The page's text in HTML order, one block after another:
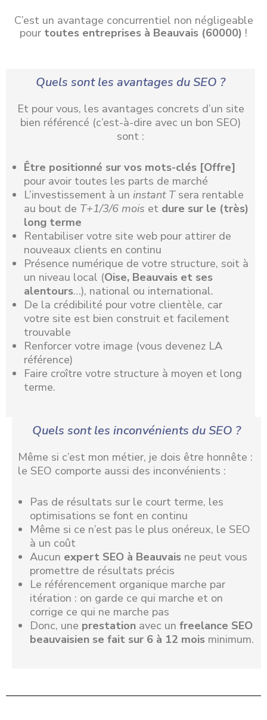
C’est un avantage concurrentiel non négligeable
pour toutes entreprises à Beauvais (60000) !
Quels sont les avantages du SEO ?
Et pour vous, les avantages concrets d’un site
bien référencé (c’est-à-dire avec un bon SEO)
sont :
Être positionné sur vos mots-clés [Offre]
pour avoir toutes les parts de marché
L’investissement à un instant Tsera rentable
au bout de T+1/3/6 mois et dure sur le (très)
long terme
Rentabiliser votre site web pour attirer de
nouveaux clients en continu
Présence numérique de votre structure, soit à
un niveau local (Oise, Beauvais et ses
alentours…), national ou international.
De la crédibilité pour votre clientèle, car
votre site est bien construit et facilement
trouvable
Renforcer votre image (vous devenez LA
référence)
Faire croître votre structure à moyen et long
terme.
Quels sont les inconvénients du SEO ?
Même si c’est mon métier, je dois être honnête :
le SEO comporte aussi des inconvénients :
Pas de résultats sur le court terme, les
optimisations se font en continu
Même si ce n’est pas le plus onéreux, le SEO
à un coût
Aucun expert SEO à Beauvais ne peut vous
promettre de résultats précis
Le référencement organique marche par
itération : on garde ce qui marche et on
corrige ce qui ne marche pas
Donc, une prestation avec un freelance SEO
beauvaisien se fait sur 6 à 12 mois minimum.